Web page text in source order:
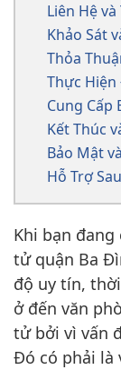
Liên Hệ
Khảo Sát
Thỏa
Thực Hiện
Cung Cấp
Kết Thúc
Bảo Mật
Hỗ Trợ
Khi bạn
tử quận Ba
độ uy tín,
ở đến văn
tử bởi vì vấn
Đó có phải là